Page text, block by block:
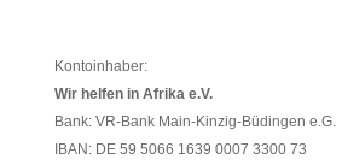
Kontoinhaber:
Wir helfen in Afrika e.V.
Bank: VR-Bank Main-Kinzig-Büdingen e.G.
IBAN: DE 59 5066 1639 0007 3300 73